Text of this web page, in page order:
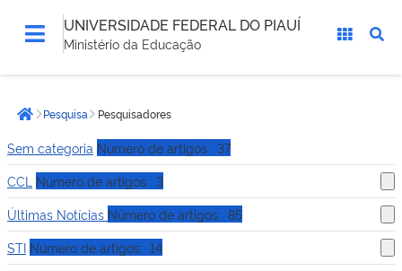
UNIVERSIDADE FEDERAL DO PIAUÍ
Ministério da Educação
estáPágina inicial
Pesquisa Pesquisadores
Sem categoria Número de artigos: 37
CCL Número de artigos: 3
Últimas Notícias Número de artigos: 85
STI Número de artigos: 14